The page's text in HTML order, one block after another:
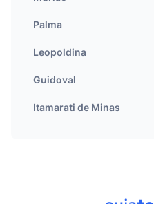
Palma
Leopoldina
Guidoval
Itamarati de Minas